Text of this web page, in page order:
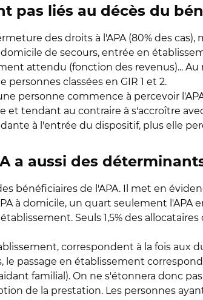
pas liés au décès du
des droits à l'APA (80% des
de secours, entrée en
attendu (fonction des revenus)...
classées en GIR 1 et 2.
personne commence à percevoir
tendant au contraire à s'accroître
à l'entrée du dispositif, plus elle
a aussi des
bénéficiaires de l'APA. Il met en
à domicile, un quart seulement
Seuls 1,5% des
correspondent à la fois aux
le passage en établissement
familial). On ne s'étonnera donc
de la prestation. Les personnes